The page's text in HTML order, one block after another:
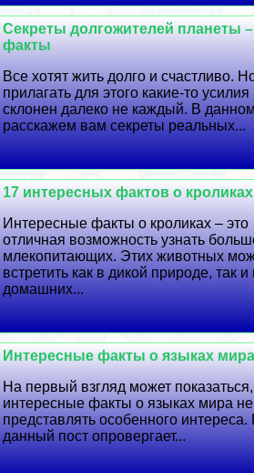
Секреты долгожителей планеты
факты
Все хотят жить долго и счастливо.
прилагать для этого какие-то усилия
склонен далеко не каждый. В
расскажем вам секреты реальных...
17 интересных фактов о кроликах
Интересные факты о кроликах – это
отличная возможность узнать
млекопитающих. Этих животных
встретить как в дикой природе, так и
домашних...
Интересные факты о языках мира
На первый взгляд может
интересные факты о языках мира не
представлять особенного
данный пост опровергает...